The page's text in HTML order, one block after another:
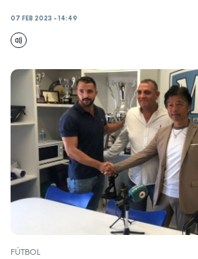
07 FEB 2023 - 14:49
FÚTBOL